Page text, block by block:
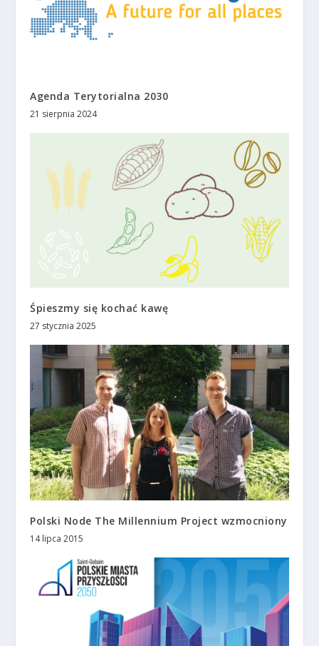
Agenda Terytorialna 2030
21 sierpnia 2024
Śpieszmy się kochać kawę
27 stycznia 2025
Polski Node The Millennium Project wzmocniony
14 lipca 2015